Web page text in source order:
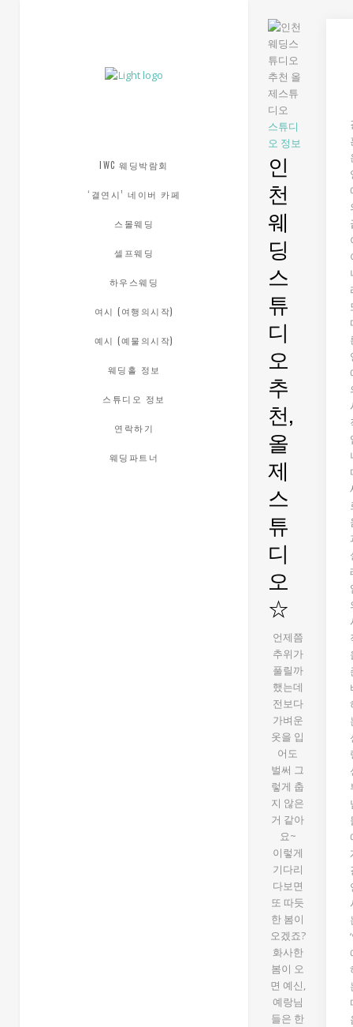
IWC 웨딩박람회
‘결연시’ 네이버 카페
스몰웨딩
셀프웨딩
하우스웨딩
여시 (여행의시작)
예시 (예물의시작)
웨딩홀 정보
스튜디오 정보
연락하기
웨딩파트너
스튜디
오 정보
인
천
웨
딩
스
튜
디
오
추
천,
올
제
스
튜
디
오
☆
언제쯤
추위가
풀릴까
했는데
전보다
가벼운
옷을 입
어도
벌써 그
렇게 춥
지 않은
거 같아
요~
이렇게
기다리
다보면
또 따듯
한 봄이
오겠죠?
화사한
봄이 오
면 예신,
예랑님
들은 한